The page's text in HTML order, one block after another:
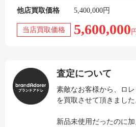
他店買取価格 5,400,000円
当店買取価格 5,600,000
査定について
素敵なお客様から、ロ
を買取させて頂きました
新品未使用だったのに